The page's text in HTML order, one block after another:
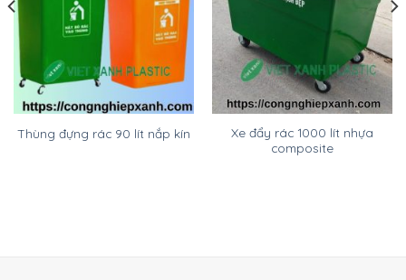
Thùng đựng rác 90 lít nắp kín
Xe đẩy rác 1000 lít nhựa
composite